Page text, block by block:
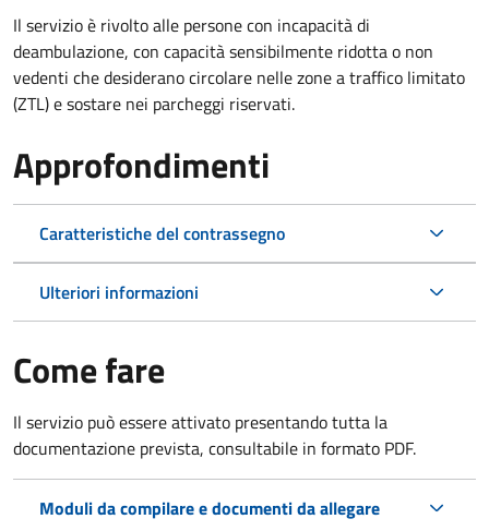
Il servizio è rivolto alle persone con incapacità di
deambulazione, con capacità sensibilmente ridotta o non
vedenti che desiderano circolare nelle zone a traffico limitato
(ZTL) e sostare nei parcheggi riservati.
Approfondimenti
Caratteristiche del contrassegno
Ulteriori informazioni
Come fare
Il servizio può essere attivato presentando tutta la
documentazione prevista, consultabile in formato PDF.
Moduli da compilare e documenti da allegare